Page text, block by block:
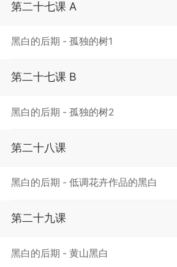
第二十七课 A
黑白的后期 - 孤独的树1
第二十七课 B
黑白的后期 - 孤独的树2
第二十八课
黑白的后期 - 低调花卉作品的黑白
第二十九课
黑白的后期 - 黄山黑白